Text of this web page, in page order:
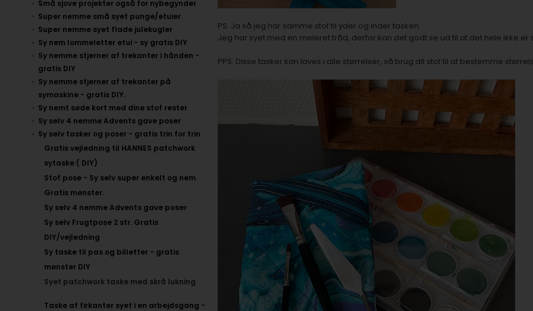
Små sjove projekter også for nybegynder
Super nemme små syet punge/etuier
Super nemme syet flade julekugler
Sy nem lommeletter etui - sy gratis DIY
Sy nemme stjerner af trekanter i hånden -
gratis DIY
Sy nemme stjerner af trekanter på
symaskine - gratis DIY.
Sy nemt søde kort med dine stof rester
Sy selv 4 nemme Advents gave poser
Sy selv tasker og poser - gratis trin for trin.
Gratis vejledning til HANNES patchwork
sytaske ( DIY)
Stof pose - Sy selv super enkelt og nem.
Gratis mønster.
Sy selv 4 nemme Advents gave poser
Sy selv Frugtpose 2 str. Gratis
DIY/vejledning
Sy taske til pas og billetter - gratis
mønster DIY
Syet patchwork taske med skrå lukning
Taske af firkanter syet i en arbejdsgang -
PS. Ja så jeg har samme stof til yder og inder tasken.
Jeg har syet med en meleret tråd, derfor kan det godt se ud til at det hele ikke er
PPS: Disse tasker kan laves i alle størrelser, så brug dit stof til at bestemme